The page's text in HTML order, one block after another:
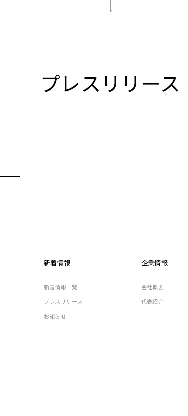
プレスリリース
新着情報
新着情報一覧
プレスリリース
お知らせ
企業情報
会社概要
代表紹介